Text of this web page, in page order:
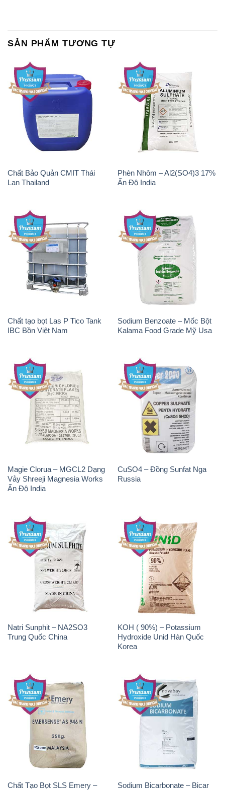
SẢN PHẨM TƯƠNG TỰ
Chất Bảo Quản CMIT Thái
Lan Thailand
Phèn Nhôm – Al2(SO4)3 17%
Ấn Độ India
Chất tạo bọt Las P Tico Tank
IBC Bồn Việt Nam
Sodium Benzoate – Mốc Bột
Kalama Food Grade Mỹ Usa
Magie Clorua – MGCL2 Dạng
Vảy Shreeji Magnesia Works
Ấn Độ India
CuSO4 – Đồng Sunfat Nga
Russia
Natri Sunphit – NA2SO3
Trung Quốc China
KOH ( 90%) – Potassium
Hydroxide Unid Hàn Quốc
Korea
Chất Tạo Bọt SLS Emery –
Sodium Bicarbonate – Bicar